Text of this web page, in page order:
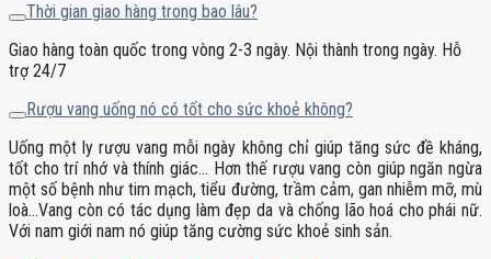
Thời gian giao hàng trong bao lâu?
Giao hàng toàn quốc trong vòng 2-3 ngày. Nội thành trong ngày. Hỗ
trợ 24/7
Rượu vang uống nó có tốt cho sức khoẻ không?
Uống một ly rượu vang mỗi ngày không chỉ giúp tăng sức đề kháng,
tốt cho trí nhớ và thính giác… Hơn thế rượu vang còn giúp ngăn ngừa
một số bệnh như tim mạch, tiểu đường, trầm cảm, gan nhiễm mỡ, mù
loà…Vang còn có tác dụng làm đẹp da và chống lão hoá cho phái nữ.
Với nam giới nam nó giúp tăng cường sức khoẻ sinh sản.